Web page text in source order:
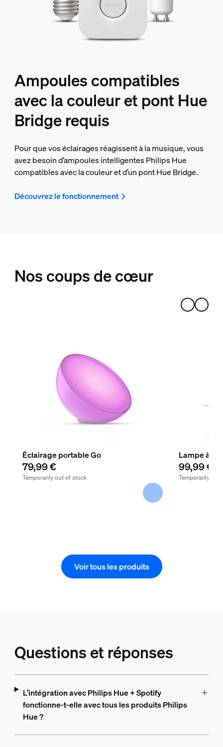
Ampoules compatibles
avec la couleur et pont Hue
Bridge requis
Pour que vos éclairages réagissent à la musique, vous
avez besoin d’ampoules intelligentes Philips Hue
compatibles avec la couleur et d’un pont Hue Bridge.
Découvrez le fonctionnement
Nos coups de cœur
Éclairage portable Go
79,99 €
Temporarily out of stock
Lampe à
99,99 €
Temporarily out
Voir tous les produits
Questions et réponses
L’intégration avec Philips Hue + Spotify
fonctionne-t-elle avec tous les produits Philips
Hue ?